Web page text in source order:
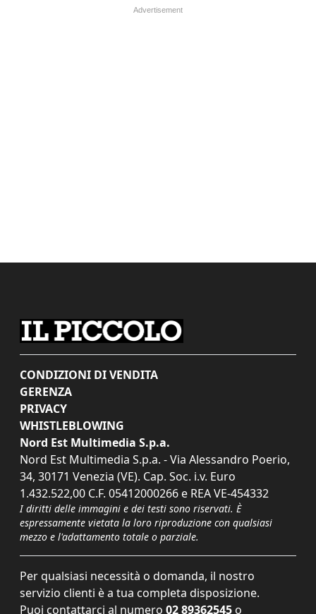
CONDIZIONI DI VENDITA
GERENZA
PRIVACY
WHISTLEBLOWING
Nord Est Multimedia S.p.a.
Nord Est Multimedia S.p.a. - Via Alessandro Poerio,
34, 30171 Venezia (VE). Cap. Soc. i.v. Euro
1.432.522,00 C.F. 05412000266 e REA VE-454332
I diritti delle immagini e dei testi sono riservati. È
espressamente vietata la loro riproduzione con qualsiasi
mezzo e l'adattamento totale o parziale.
Per qualsiasi necessità o domanda, il nostro
servizio clienti è a tua completa disposizione.
Puoi contattarci al numero 02 89362545 o